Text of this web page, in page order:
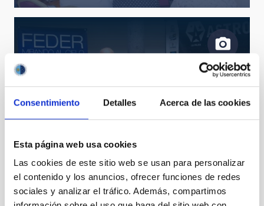
Consentimiento Detalles Acerca de las cookies
Esta página web usa cookies
Las cookies de este sitio web se usan para personalizar
el contenido y los anuncios, ofrecer funciones de redes
sociales y analizar el tráfico. Además, compartimos
Presentación en La Palma de la exposición “FEDER,
mirando el cielo”